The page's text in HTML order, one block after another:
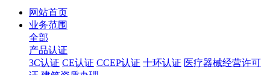
网站首页
业务范围
全部
产品认证
3C认证 CE认证 CCEP认证 十环认证 医疗器械经营许可